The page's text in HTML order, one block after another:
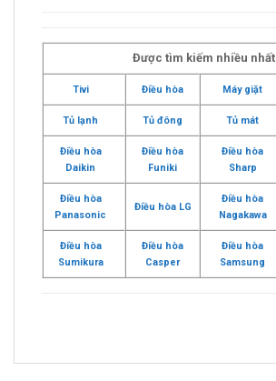
Được tìm kiếm nhiều nhất
Tivi Điều hòa Máy giặt
Tủ lạnh Tủ đông Tủ mát
Điều hòa
Daikin
Điều hòa
Funiki
Điều hòa
Sharp
Điều hòa
Panasonic
Điều hòa LG
Điều hòa
Nagakawa
Điều hòa
Sumikura
Điều hòa
Casper
Điều hòa
Samsung